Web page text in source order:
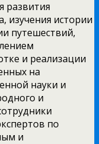
развития
изучения истории
путешествий,
и реализации
на
науки и
и
по
и